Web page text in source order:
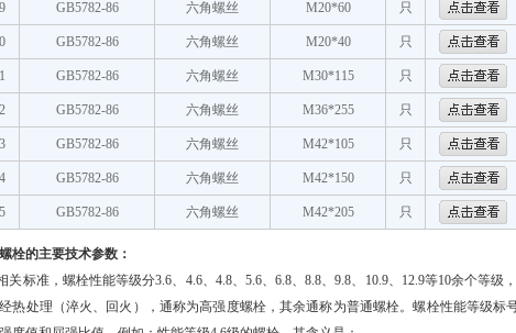
GB5782-86 六角螺丝 M20*60 只
GB5782-86 六角螺丝 M20*40 只
GB5782-86 六角螺丝 M30*115 只
GB5782-86 六角螺丝 M36*255 只
GB5782-86 六角螺丝 M42*105 只
GB5782-86 六角螺丝 M42*150 只
GB5782-86 六角螺丝 M42*205 只
栓的主要技术参数：
关标准，螺栓性能等级分3.6、 4.6、 4.8、 5.6、6.8、8.8、9.8、 10.9、 12.9等10余个等级
热处理（淬火、回火），通称为高强度螺栓，其余通称为普通螺栓。螺栓性能等级标